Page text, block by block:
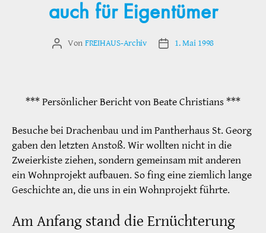
auch für Eigentümer
Beitragsautor
Von FREIHAUS-Archiv Veröffentlichungsdatum
1. Mai 1998
*** Persönlicher Bericht von Beate Christians ***
Besuche bei Drachenbau und im Pantherhaus St. Georg
gaben den letzten Anstoß. Wir wollten nicht in die
Zweierkiste ziehen, sondern gemeinsam mit anderen
ein Wohnprojekt aufbauen. So fing eine ziemlich lange
Geschichte an, die uns in ein Wohnprojekt führte.
Am Anfang stand die Ernüchterung